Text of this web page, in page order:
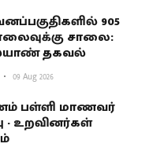
905
சாலை:
தகவல்
09 Aug 2026
பள்ளி மாணவர்
- உறவினர்கள்